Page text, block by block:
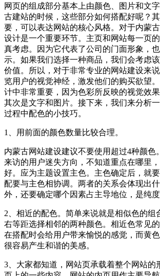
网页的组成部分基本上由颜色、图片和文
古建站的时候，这些部分如何搭配好呢？
要，可以表达网站的核心风格。对于内蒙
设计是一个重要环节。主页和网站每一页
真考虑。因为它代表了公司的门面形象，
示。如果我们选择一种商品，我们会考虑
价值。所以，对于非常专业的网站建设来
览用户的视觉神经，激发他们的购买欲望
计中非常重要，因为色彩所反映的视觉效
其次是文字和图片。接下来，我们来分析
过程中配色的小技巧。
1、用前面的颜色数量比较合理。
内蒙古网站建设建议不要使用超过4种颜色
来访的用户迷失方向，不知道重点在哪里
好。应为主题设置主色。主色确定后，就
配要与主色相协调。两者的关系会体现出
外，还要确定哪个因素占主导地位，是纯度
2、相近的配色。简单来说就是相似色的组
右等距选择相邻的两种颜色。相近色常见
在搭配时会给用户带来愉悦的感觉，而黄
很容易产生和谐的美感。
3、大家都知道，网站页承载着整个网站的